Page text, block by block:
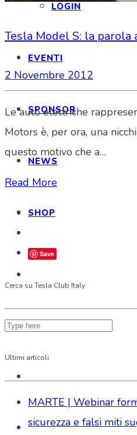
LOGIN
EVENTI
SPONSOR
NEWS
SHOP
Tesla Model S: la parola
2 Novembre 2012
Le auto elettriche
Motors è, per ora, una
questo motivo che a…
Read More
Save
Cerca su Tesla Club Italy
Ultimi articoli
MARTE | Webinar
sicurezza e falsi miti